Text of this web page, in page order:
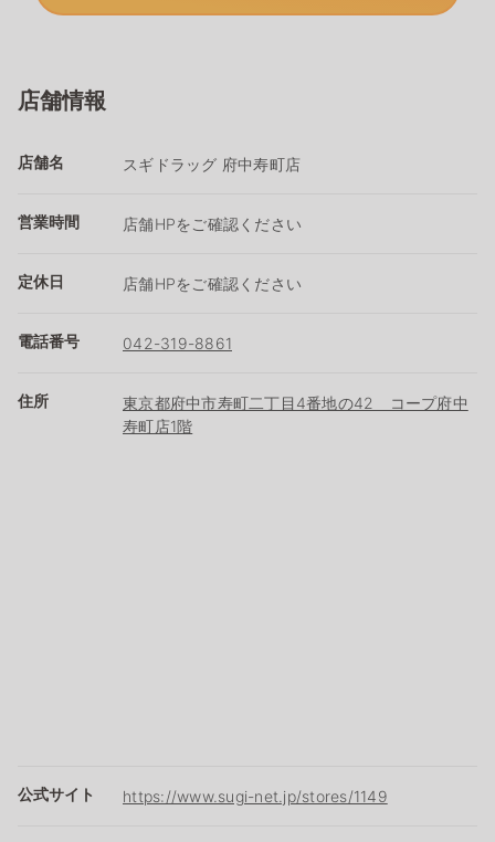
店舗情報
店舗名 スギドラッグ 府中寿町店
営業時間 店舗HPをご確認ください
定休日 店舗HPをご確認ください
電話番号 042-319-8861
住所
東京都府中市寿町二丁目4番地の42 コープ府中
寿町店1階
公式サイト https://www.sugi-net.jp/stores/1149